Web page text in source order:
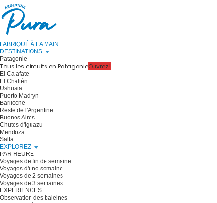
FABRIQUÉ À LA MAIN
DESTINATIONS
Patagonie
Tous les circuits en PatagonieOuvrez !
El Calafate
El Chaltén
Ushuaia
Puerto Madryn
Bariloche
Reste de l'Argentine
Buenos Aires
Chutes d'Iguazu
Mendoza
Salta
EXPLOREZ
PAR HEURE
Voyages de fin de semaine
Voyages d'une semaine
Voyages de 2 semaines
Voyages de 3 semaines
EXPÉRIENCES
Observation des baleines